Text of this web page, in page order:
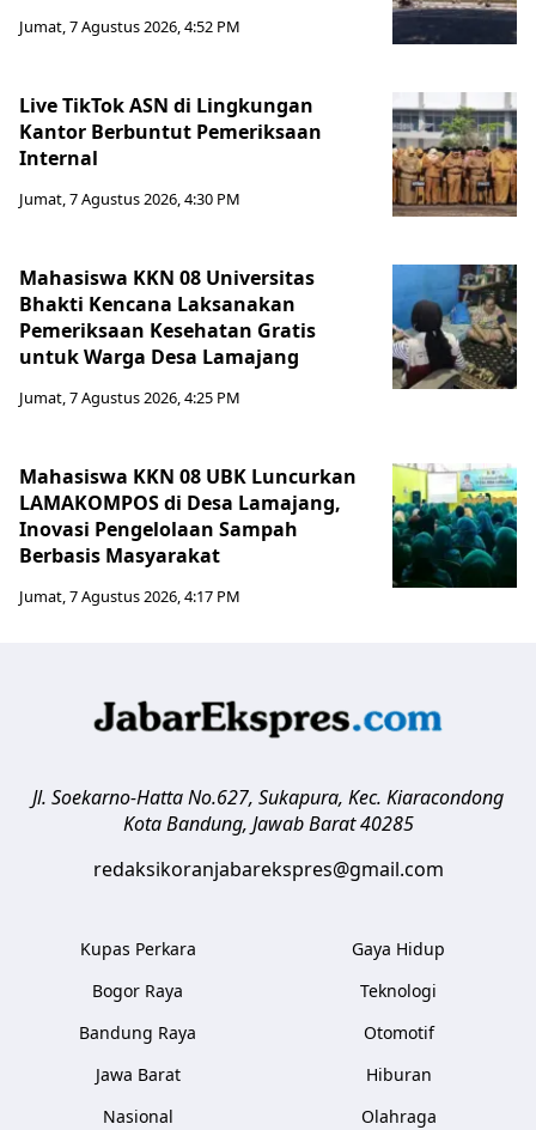
Jumat, 7 Agustus 2026, 4:52 PM
Live TikTok ASN di Lingkungan
Kantor Berbuntut Pemeriksaan
Internal
Jumat, 7 Agustus 2026, 4:30 PM
Mahasiswa KKN 08 Universitas
Bhakti Kencana Laksanakan
Pemeriksaan Kesehatan Gratis
untuk Warga Desa Lamajang
Jumat, 7 Agustus 2026, 4:25 PM
Mahasiswa KKN 08 UBK Luncurkan
LAMAKOMPOS di Desa Lamajang,
Inovasi Pengelolaan Sampah
Berbasis Masyarakat
Jumat, 7 Agustus 2026, 4:17 PM
Jl. Soekarno-Hatta No.627, Sukapura, Kec. Kiaracondong
Kota Bandung, Jawab Barat 40285
redaksikoranjabarekspres@gmail.com
Kupas Perkara
Bogor Raya
Bandung Raya
Jawa Barat
Nasional
Gaya Hidup
Teknologi
Otomotif
Hiburan
Olahraga